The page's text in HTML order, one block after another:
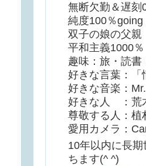
無断欠勤＆遅刻
純度100％going
双子の娘の父親
平和主義1000％
趣味：旅・読書
好きな言葉：「
好きな音楽：
好きな人 ：荒
尊敬する人：植
愛用カメラ：
10年以内に長
ちます(^ ^)